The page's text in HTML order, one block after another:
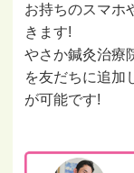
お持ちのスマホ
きます!
やさか鍼灸治療
を友だちに追加
が可能です!